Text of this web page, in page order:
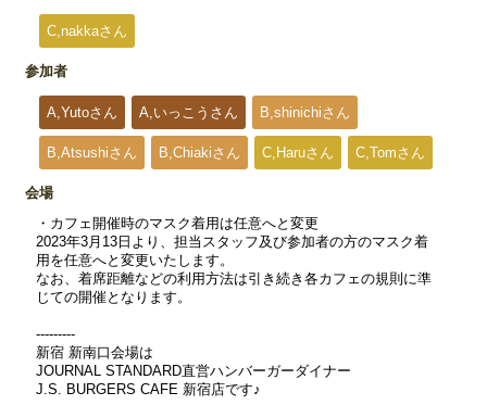
C,nakkaさん
参加者
A,Yutoさん A,いっこうさん B,shinichiさん
B,Atsushiさん B,Chiakiさん C,Haruさん C,Tomさん
会場
・カフェ開催時のマスク着用は任意へと変更
2023年3月13日より、担当スタッフ及び参加者の方のマスク着
用を任意へと変更いたします。
なお、着席距離などの利用方法は引き続き各カフェの規則に準
じての開催となります。
---------
新宿 新南口会場は
JOURNAL STANDARD直営ハンバーガーダイナー
J.S. BURGERS CAFE 新宿店です♪